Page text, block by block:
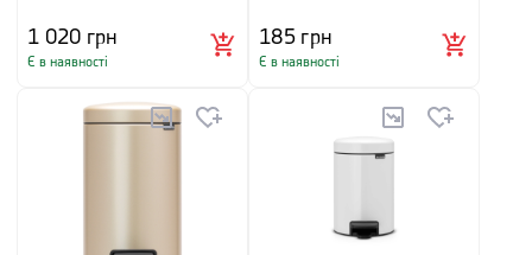
1 020 грн
Є в наявності
185грн
Є в наявності